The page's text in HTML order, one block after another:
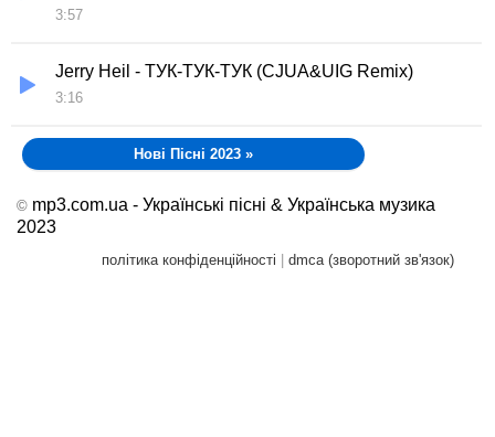
3:57
Jerry Heil - ТУК-ТУК-ТУК (CJUA&UIG Remix)
3:16
Нові Пісні 2023 »
© mp3.com.ua - Українські пісні & Українська музика
2023
політика конфіденційності dmca (зворотний зв'язок)